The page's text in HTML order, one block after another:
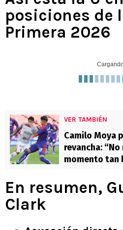
posiciones de
Primera 2026
VER TAMBIÉN
Camilo Moya
revancha:
momento tan
En resumen,
Clark